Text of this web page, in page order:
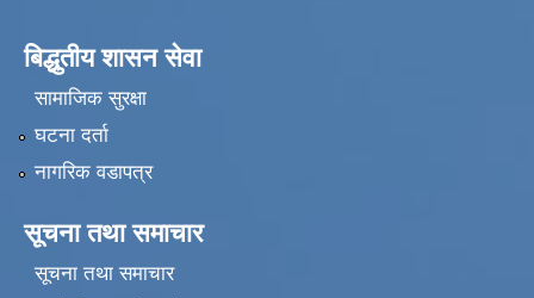
बिद्धुतीय शासन सेवा
सामाजिक सुरक्षा
घटना दर्ता
नागरिक वडापत्र
सूचना तथा समाचार
सूचना तथा समाचार